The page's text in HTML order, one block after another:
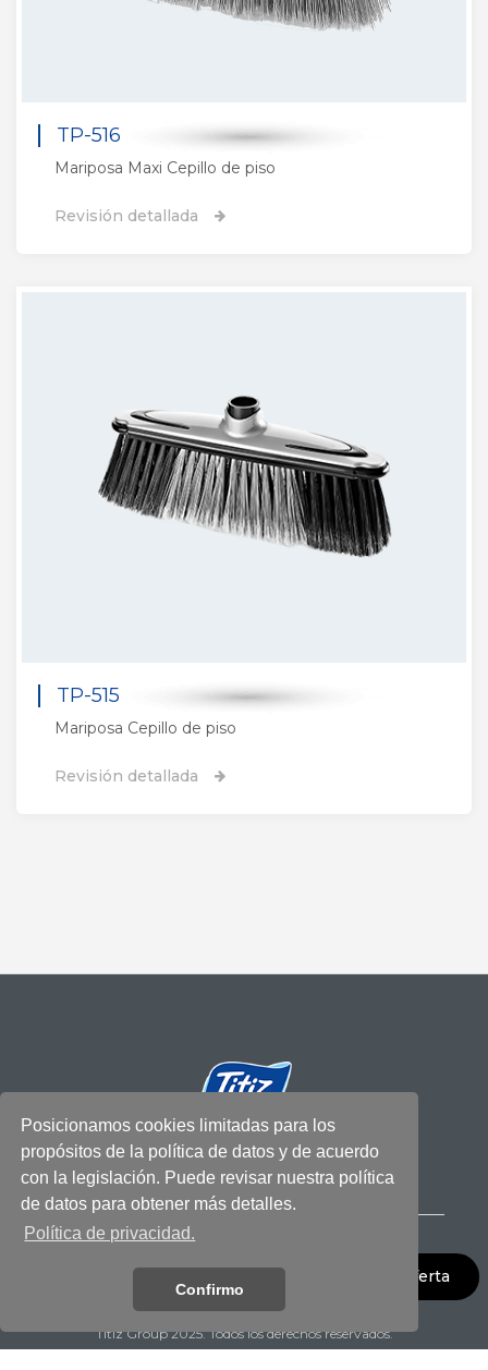
Posicionamos cookies limitadas para los
propósitos de la política de datos y de acuerdo
con la legislación. Puede revisar nuestra política
de datos para obtener más detalles.
Política de privacidad.
Confirmo
TP-516
Mariposa Maxi Cepillo de piso
Revisión detallada
TP-515
Mariposa Cepillo de piso
Revisión detallada
Titiz Plastik le ha facilitado la vida con sus productos
saludables en toda su casa desde 1984!
Titiz Group 2025. Todos los derechos reservados.
Pedir Oferta